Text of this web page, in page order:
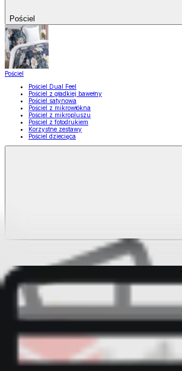
Pościel
Pościel
Pościel Dual Feel
Pościel z gładkiej bawełny
Pościel satynowa
Pościel z mikrowłókna
Pościel z mikropluszu
Pościel z fotodrukiem
Korzystne zestawy
Pościel dziecięca
Pokaż wszystko